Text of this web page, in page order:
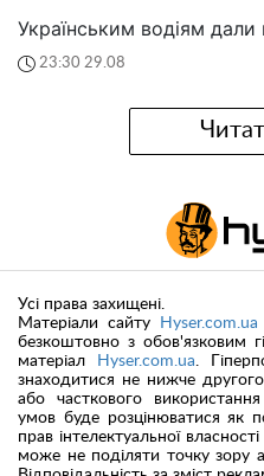
Українським водіям дали
23:30 29.08
Усі права захищені.
Матеріали сайту
Hyser.com.ua
безкоштовно з обов'язковим
матеріал
Hyser.com.ua .
знаходитися не нижче
або часткового
умов буде розцінюватися як
прав інтелектуальної
може не поділяти точку зору